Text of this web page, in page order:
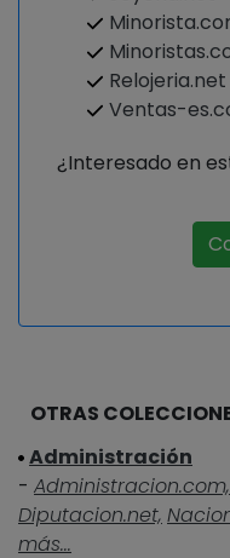
Relojeria.net
Ventas-
¿Interesado en
OTRAS
Administración
- Administracion.com,
Diputacion.net,
más...